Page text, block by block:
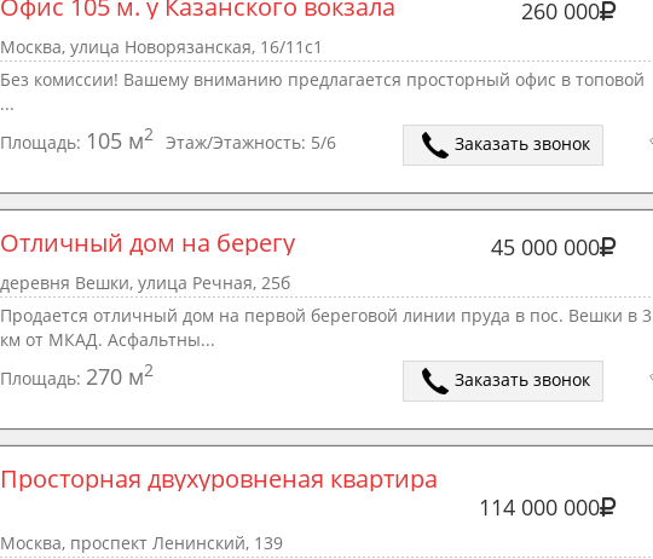
260 000
Москва, улица Новорязанская, 16/11с1
Без комиссии! Вашему вниманию предлагается просторный офис в топовой
...
Площадь: 105 м2 Этаж/Этажность: 5/6 Заказать звонок
Отличный дом на берегу 45 000 000
деревня Вешки, улица Речная, 25б
Продается отличный дом на первой береговой линии пруда в пос. Вешки в 3
км от МКАД. Асфальтны...
Площадь: 270 м2 Заказать звонок
114 000 000
Москва, проспект Ленинский, 139